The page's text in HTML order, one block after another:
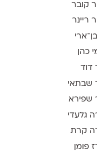
קובר
ריינר
כהן
דוד
שבתאי
שפירא
גלעדי
קרת
פומן